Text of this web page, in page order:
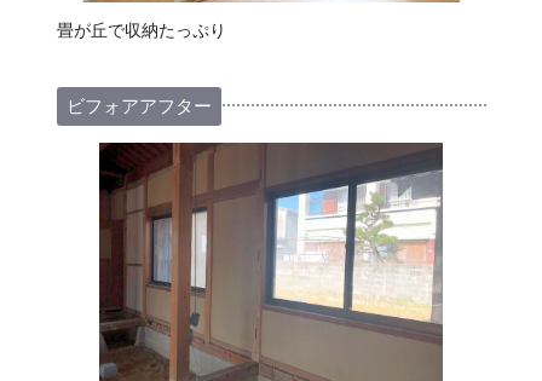
畳が丘で収納たっぷり
ビフォアアフター